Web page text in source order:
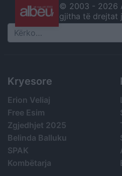
© 2003 - 2026
gjitha të drejtat
Search
Kryesore
Erion Veliaj
Free Esim
Zgjedhjet 2025
Belinda Balluku
SPAK
Kombëtarja